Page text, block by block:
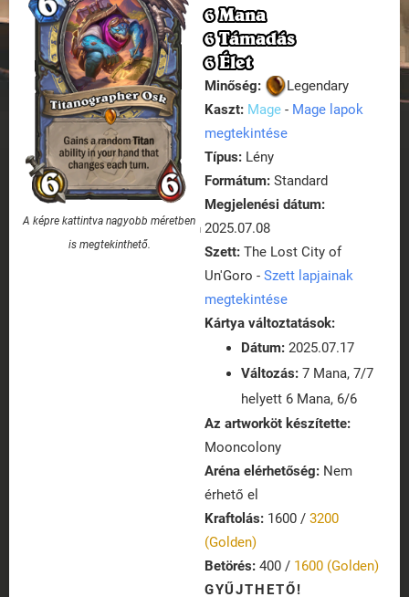
A képre kattintva nagyobb méretben
is megtekinthető.
6 Mana
6 Támadás
6 Élet
Minőség:
Legendary
Kaszt: Mage - Mage lapok
megtekintése
Típus: Lény
Formátum: Standard
Megjelenési dátum:
2025.07.08
Szett: The Lost City of
Un'Goro - Szett lapjainak
megtekintése
Kártya változtatások:
Dátum: 2025.07.17
Változás: 7 Mana, 7/7
helyett 6 Mana, 6/6
Az artworköt készítette:
Mooncolony
Aréna elérhetőség: Nem
érhető el
Kraftolás: 1600 / 3200
(Golden)
Betörés: 400 / 1600 (Golden)
GYŰJTHETŐ!